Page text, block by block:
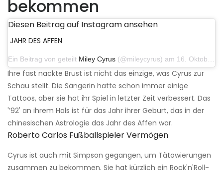
bekommen
Diesen Beitrag auf Instagram ansehen
JAHR DES AFFEN
Ein Beitrag von geteilt Miley Cyrus (@mileycyrus) am 16. Oktober 2019 um 19:04 Uhr PDT
Ihre fast nackte Brust ist nicht das einzige, was Cyrus zur
Schau stellt. Die Sängerin hatte schon immer einige
Tattoos, aber sie hat ihr Spiel in letzter Zeit verbessert. Das
'’92' an ihrem Hals ist für das Jahr ihrer Geburt, das in der
chinesischen Astrologie das Jahr des Affen war.
Roberto Carlos Fußballspieler Vermögen
Cyrus ist auch mit Simpson gegangen, um Tätowierungen
zusammen zu bekommen. Sie hat kürzlich ein Rock'n'Roll-